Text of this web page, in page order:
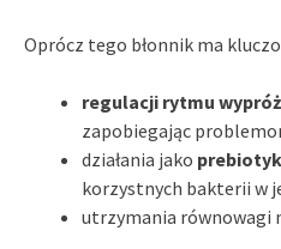
Oprócz tego błonnik ma
regulacji rytmu
zapobiegając
działania jako prebiotyk
korzystnych bakterii w
utrzymania równowagi